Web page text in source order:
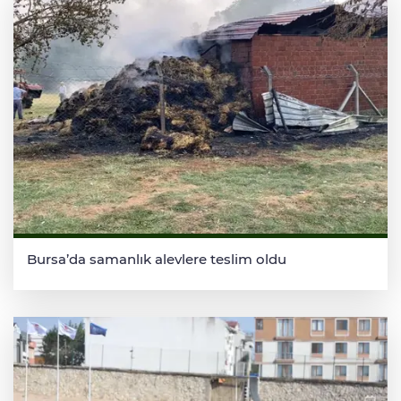
Bursa’da samanlık alevlere teslim oldu